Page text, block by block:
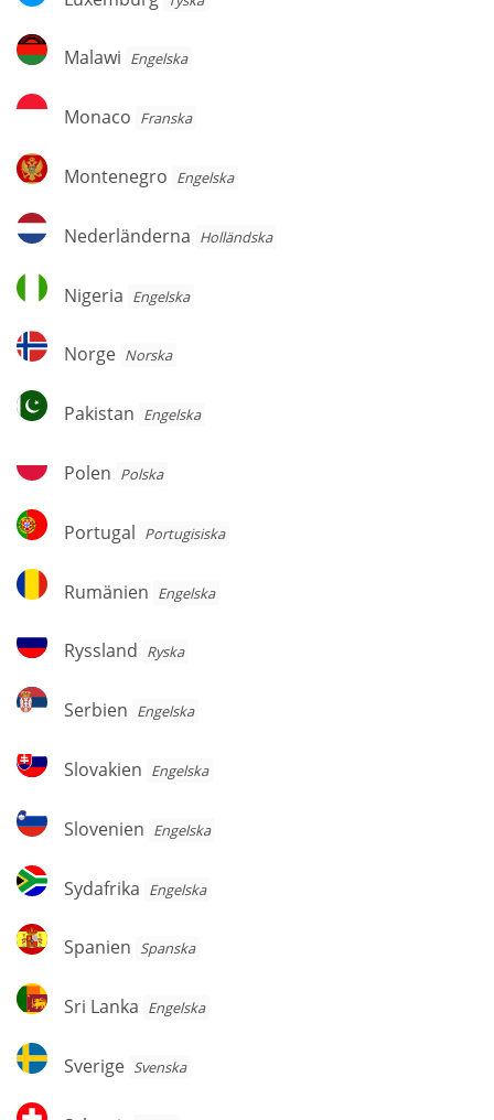
Malawi
Malawi Engelska
Monaco
Monaco Franska
Montenegro
Montenegro Engelska
Nederländerna
Nederländerna Holländska
Nigeria
Nigeria Engelska
Norge
Norge Norska
Pakistan
Pakistan Engelska
Polen
Polen Polska
Portugal
Portugal Portugisiska
Rumänien
Rumänien Engelska
Ryssland
Ryssland Ryska
Serbien
Serbien Engelska
Slovakien
Slovakien Engelska
Slovenien
Slovenien Engelska
Sydafrika
Sydafrika Engelska
Spanien
Spanien Spanska
Sri
Lanka
Sri Lanka Engelska
Sverige
Sverige Svenska
Schweiz